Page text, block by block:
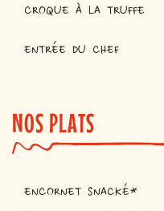
CROQUE À LA TRUFFE
ENTRÉE DU CHEF
NOS PLATS
ENCORNET SNACKÉ*